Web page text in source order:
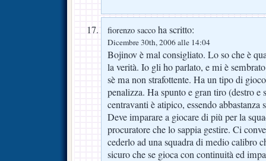
fiorenzo sacco ha scritto:
Dicembre 30th, 2006 alle 14:04
Bojinov è mal consigliato. Lo so che è
la verità. Io gli ho parlato, e mi è
sè ma non strafottente. Ha un tipo di
penalizza. Ha spunto e gran tiro (destro e
centravanti è atipico, essendo abbastanza
Deve imparare a giocare di più per la
procuratore che lo sappia gestire. Ci
cederlo ad una squadra di medio calibro
sicuro che se gioca con continuità ed